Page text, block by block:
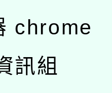
chrome
訊組